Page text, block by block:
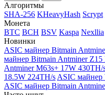
Алгоритмы
SHA-256 KHeavyHash Scrypt
Монета
BTC BCH BSV Kaspa Nexllia
Новинки
ASIC майнер Bitmain
майнер Bitmain Antminer Z15
Antminer M63s+ 17W 430TH/
18.5W 224TH/s ASIC майнер
ASIC майнер Bitmain